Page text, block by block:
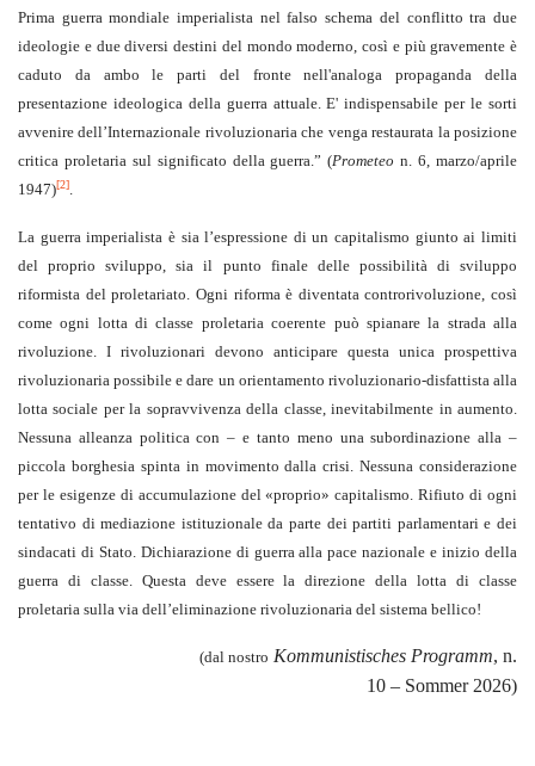
Prima guerra mondiale imperialista nel falso schema del conflitto tra due
ideologie e due diversi destini del mondo moderno, così e più gravemente è
caduto da ambo le parti del fronte nell'analoga propaganda della
presentazione ideologica della guerra attuale. E' indispensabile per le sorti
avvenire dell’Internazionale rivoluzionaria che venga restaurata la posizione
critica proletaria sul significato della guerra.” (Prometeo n. 6, marzo/aprile
1947)[2].
La guerra imperialista è sia l’espressione di un capitalismo giunto ai limiti
del proprio sviluppo, sia il punto finale delle possibilità di sviluppo
riformista del proletariato. Ogni riforma è diventata controrivoluzione, così
come ogni lotta di classe proletaria coerente può spianare la strada alla
rivoluzione. I rivoluzionari devono anticipare questa unica prospettiva
rivoluzionaria possibile e dare un orientamento rivoluzionario-disfattista alla
lotta sociale per la sopravvivenza della classe, inevitabilmente in aumento.
Nessuna alleanza politica con – e tanto meno una subordinazione alla –
piccola borghesia spinta in movimento dalla crisi. Nessuna considerazione
per le esigenze di accumulazione del «proprio» capitalismo. Rifiuto di ogni
tentativo di mediazione istituzionale da parte dei partiti parlamentari e dei
sindacati di Stato. Dichiarazione di guerra alla pace nazionale e inizio della
guerra di classe. Questa deve essere la direzione della lotta di classe
proletaria sulla via dell’eliminazione rivoluzionaria del sistema bellico!
(dal nostro Kommunistisches Programm, n.
10 – Sommer 2026)